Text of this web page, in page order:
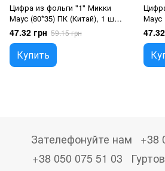
Цифра из фольги "1" Микки
Маус (80*35) ПК (Китай), 1 шт.,
36"/90см., Голубой, Гелий или
воздух
47.32 грн 59.15 грн
Купить
Маус
36"/
Зателефонуйте нам
+38
+38 050 075 51 03